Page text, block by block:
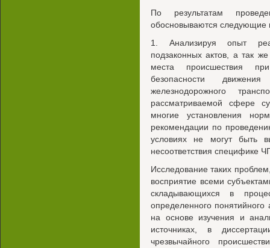
По результатам
обосновываются
1. Анализируя опыт
подзаконных актов, а так
места происшествия
безопасности
железнодорожного
рассматриваемой сфере
многие установления
рекомендации по
условиях не могут быть
несоответствия специфике
Исследование таких
восприятие всеми
складывающихся в
определенного
на основе изучения и
источниках, в
чрезвычайного